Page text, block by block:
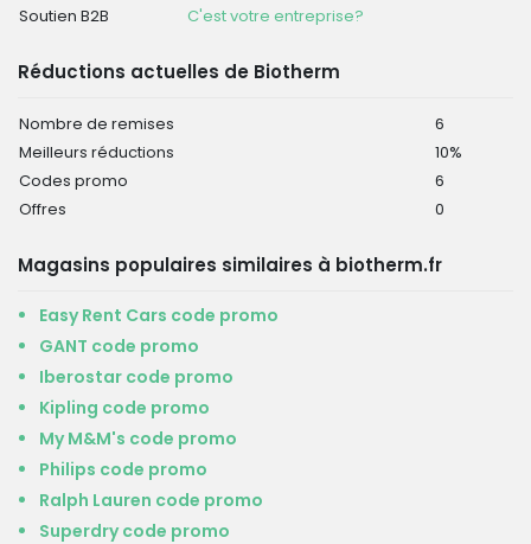
Soutien B2B
C'est votre entreprise?
Réductions actuelles de Biotherm
Nombre de remises
6
Meilleurs réductions
10%
Codes promo
6
Offres
0
Magasins populaires similaires à biotherm.fr
Easy Rent Cars code promo
GANT code promo
Iberostar code promo
Kipling code promo
My M&M's code promo
Philips code promo
Ralph Lauren code promo
Superdry code promo